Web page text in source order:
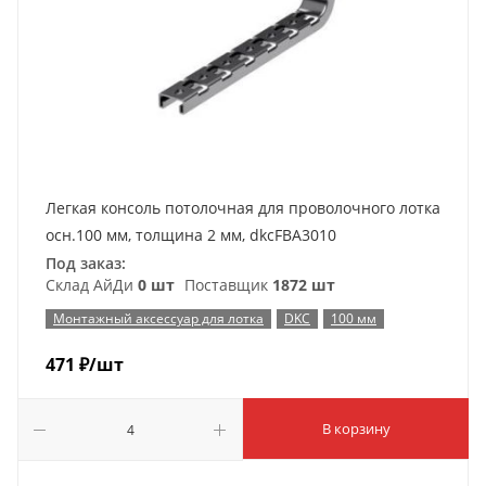
Легкая консоль потолочная для проволочного лотка
осн.100 мм, толщина 2 мм, dkcFBA3010
Под заказ:
Склад АйДи 0 шт Поставщик 1872 шт
Монтажный аксессуар для лотка DKC 100 мм
471 ₽/шт
В корзину